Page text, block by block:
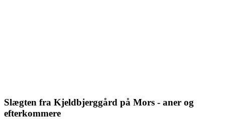
Slægten fra Kjeldbjerggård på Mors - aner og
efterkommere